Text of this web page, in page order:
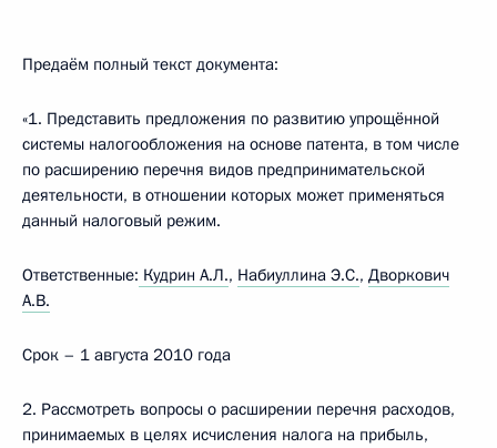
Предаём полный текст документа:
«1. Представить предложения по развитию упрощённой
системы налогообложения на основе патента, в том числе
по расширению перечня видов предпринимательской
деятельности, в отношении которых может применяться
данный налоговый режим.
Ответственные: Кудрин А.Л., Набиуллина Э.С., Дворкович
А.В.
Срок – 1 августа 2010 года
2. Рассмотреть вопросы о расширении перечня расходов,
принимаемых в целях исчисления налога на прибыль,